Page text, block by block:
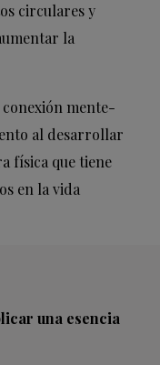
circulares y
la
mente-
al desarrollar
física que tiene
en la vida
una esencia